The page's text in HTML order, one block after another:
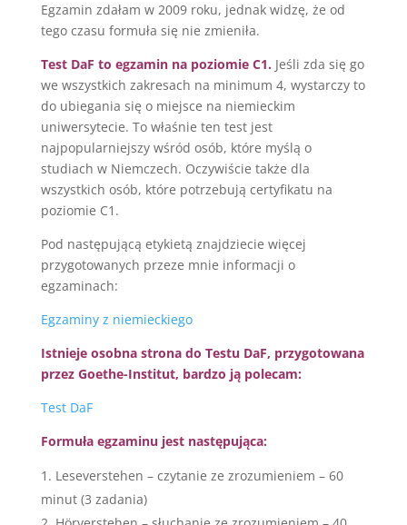
Egzamin zdałam w 2009 roku, jednak widzę, że od
tego czasu formuła się nie zmieniła.
Test DaF to egzamin na poziomie C1. Jeśli zda się go
we wszystkich zakresach na minimum 4, wystarczy to
do ubiegania się o miejsce na niemieckim
uniwersytecie. To właśnie ten test jest
najpopularniejszy wśród osób, które myślą o
studiach w Niemczech. Oczywiście także dla
wszystkich osób, które potrzebują certyfikatu na
poziomie C1.
Pod następującą etykietą znajdziecie więcej
przygotowanych przeze mnie informacji o
egzaminach:
Egzaminy z niemieckiego
Istnieje osobna strona do Testu DaF, przygotowana
przez Goethe-Institut, bardzo ją polecam:
Test DaF
Formuła egzaminu jest następująca:
Leseverstehen – czytanie ze zrozumieniem – 60
minut (3 zadania)